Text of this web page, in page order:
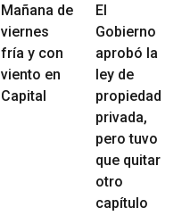
Mañana de
viernes
fría y con
viento en
Capital
El
Gobierno
aprobó la
ley de
propiedad
privada,
pero tuvo
que quitar
otro
capítulo